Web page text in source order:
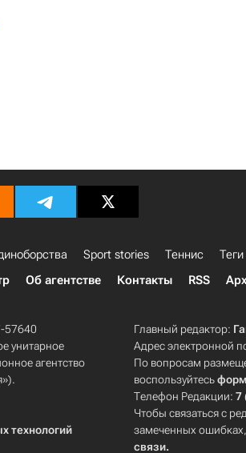
Sport stories Теннис Теги
Об агентстве Контакты RSS
57640
унитарное
агентство
технологий
Главный редактор:
Адрес электронной
По вопросам
воспользуйтесь
Телефон Редакции:7
Чтобы связаться с
замеченных
связи.